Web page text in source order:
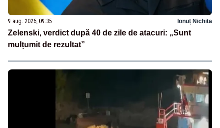
9 aug. 2026, 09:35 Ionuț Nichita
Zelenski, verdict după 40 de zile de atacuri: „Sunt
mulțumit de rezultat”